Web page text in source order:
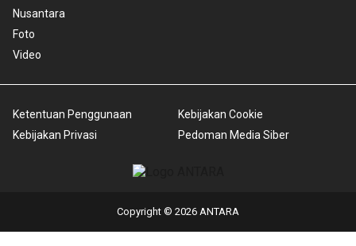
Nusantara
Foto
Video
Ketentuan Penggunaan
Kebijakan Privasi
Kebijakan Cookie
Pedoman Media Siber
Copyright © 2026 ANTARA